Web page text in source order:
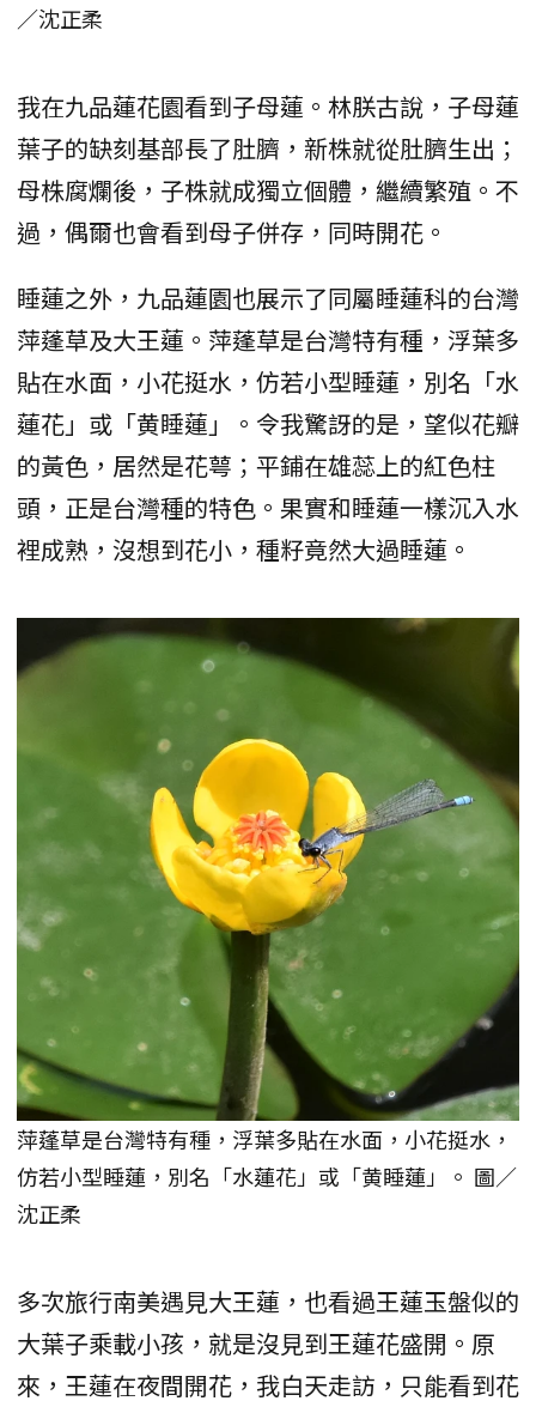
／沈正柔
我在九品蓮花園看到子母蓮。林朕古說，子母蓮
葉子的缺刻基部長了肚臍，新株就從肚臍生出；
母株腐爛後，子株就成獨立個體，繼續繁殖。不
過，偶爾也會看到母子併存，同時開花。
睡蓮之外，九品蓮園也展示了同屬睡蓮科的台灣
萍蓬草及大王蓮。萍蓬草是台灣特有種，浮葉多
貼在水面，小花挺水，仿若小型睡蓮，別名「水
蓮花」或「黄睡蓮」。令我驚訝的是，望似花瓣
的黃色，居然是花萼；平鋪在雄蕊上的紅色柱
頭，正是台灣種的特色。果實和睡蓮一樣沉入水
裡成熟，沒想到花小，種籽竟然大過睡蓮。
萍蓬草是台灣特有種，浮葉多貼在水面，小花挺水，
仿若小型睡蓮，別名「水蓮花」或「黄睡蓮」。 圖／
沈正柔
多次旅行南美遇見大王蓮，也看過王蓮玉盤似的
大葉子乘載小孩，就是沒見到王蓮花盛開。原
來，王蓮在夜間開花，我白天走訪，只能看到花